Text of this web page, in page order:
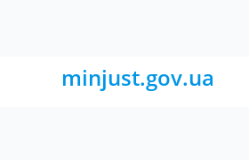
minjust.gov.ua